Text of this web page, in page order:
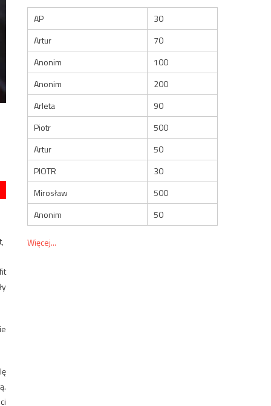
AP
30
Artur
70
Anonim
100
Anonim
200
Arleta
90
Piotr
500
Artur
50
PIOTR
30
Mirosław
500
Anonim
50
Więcej...